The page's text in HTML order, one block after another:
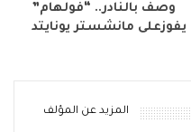
وصف بالنادر.. “فولهام”
يفوزعلى مانشستر يونايتد
المزيد عن المؤلف